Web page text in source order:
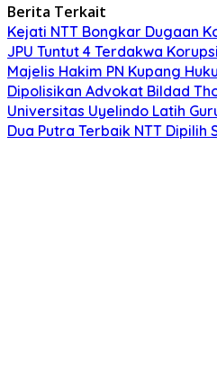
Berita Terkait
Kejati NTT Bongkar Dugaan
JPU Tuntut 4 Terdakwa
Majelis Hakim PN Kupang
Dipolisikan Advokat Bildad
Universitas Uyelindo Latih
Dua Putra Terbaik NTT Dipilih